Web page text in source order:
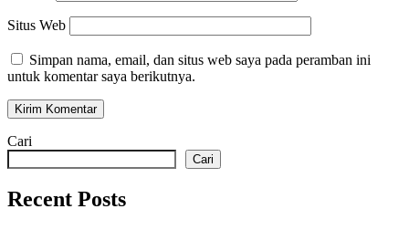
Situs Web
Simpan nama, email, dan situs web saya pada peramban ini
untuk komentar saya berikutnya.
Cari
Cari
Recent Posts